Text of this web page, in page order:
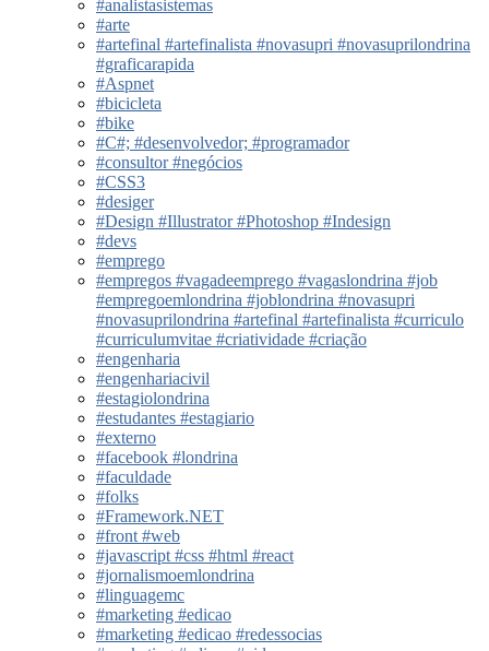
#analistasistemas
#arte
#artefinal #artefinalista #novasupri #novasuprilondrina
#graficarapida
#Aspnet
#bicicleta
#bike
#C#; #desenvolvedor; #programador
#consultor #negócios
#CSS3
#desiger
#Design #Illustrator #Photoshop #Indesign
#devs
#emprego
#empregos #vagadeemprego #vagaslondrina #job
#empregoemlondrina #joblondrina #novasupri
#novasuprilondrina #artefinal #artefinalista #curriculo
#curriculumvitae #criatividade #criação
#engenharia
#engenhariacivil
#estagiolondrina
#estudantes #estagiario
#externo
#facebook #londrina
#faculdade
#folks
#Framework.NET
#front #web
#javascript #css #html #react
#jornalismoemlondrina
#linguagemc
#marketing #edicao
#marketing #edicao #redessocias